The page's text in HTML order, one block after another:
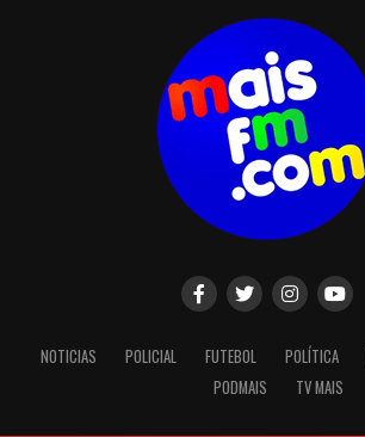
NOTICIAS POLICIAL FUTEBOL POLÍTICA
PODMAIS
TV MAIS